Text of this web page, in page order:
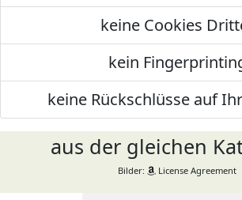
keine Cookies
kein
keine Rückschlüsse auf
aus der gleichen
Bilder: License Agreement